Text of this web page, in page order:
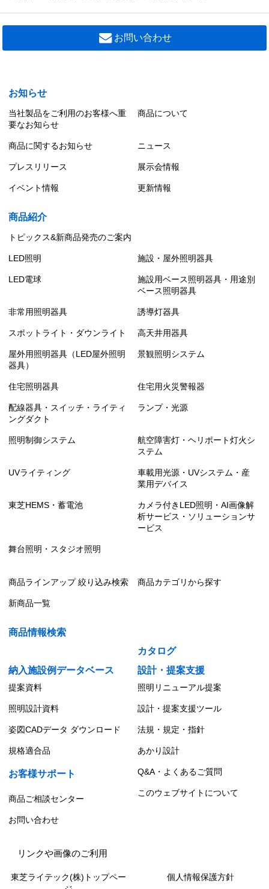
お問い合わせ
お知らせ
当社製品をご利用のお客様へ重
要なお知らせ
商品について
商品に関するお知らせ ニュース
プレスリリース 展示会情報
イベント情報 更新情報
商品紹介
トピックス&新商品発売のご案内
LED照明 施設・屋外照明器具
LED電球
施設用ベース照明器具・用途別
ベース照明器具
非常用照明器具 誘導灯器具
スポットライト・ダウンライト 高天井用器具
屋外用照明器具（LED屋外照明
器具）
景観照明システム
住宅照明器具 住宅用火災警報器
配線器具・スイッチ・ライティ
ングダクト
ランプ・光源
照明制御システム
航空障害灯・ヘリポート灯火シ
ステム
UVライティング
車載用光源・UVシステム・産
業用デバイス
東芝HEMS・蓄電池
カメラ付きLED照明・AI画像解
析サービス・ソリューションサ
ービス
舞台照明・スタジオ照明
商品ラインアップ 絞り込み検索 商品カテゴリから探す
新商品一覧
商品情報検索
カタログ
納入施設例データベース
設計・提案支援
提案資料 照明リニューアル提案
照明設計資料 設計・提案支援ツール
姿図CADデータ ダウンロード 法規・規定・指針
規格適合品 あかり設計
お客様サポート Q&A・よくあるご質問
商品ご相談センター
このウェブサイトについて
お問い合わせ
リンクや画像のご利用
東芝ライテック(株)トップペー
個人情報保護方針